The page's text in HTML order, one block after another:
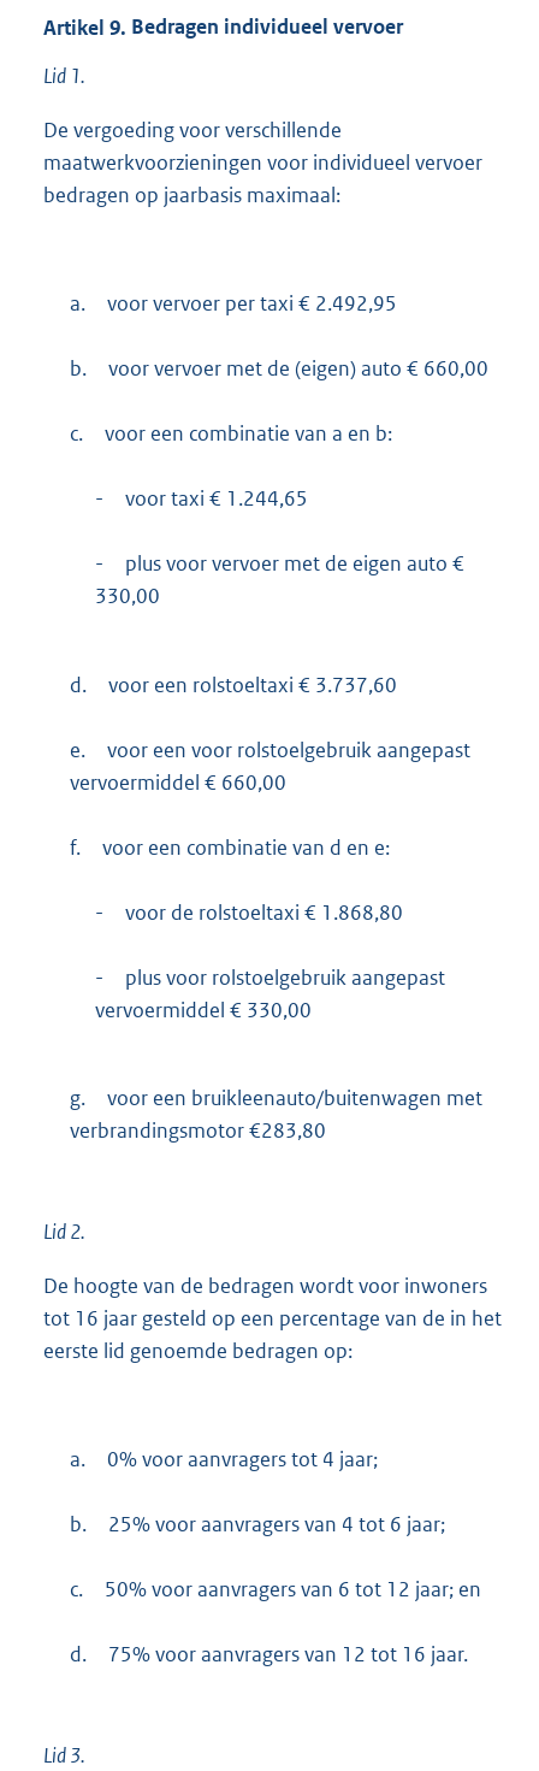
Artikel 9. Bedragen individueel vervoer
Lid 1.
De vergoeding voor verschillende
maatwerkvoorzieningen voor individueel vervoer
bedragen op jaarbasis maximaal:
a. voor vervoer per taxi € 2.492,95
b. voor vervoer met de (eigen) auto € 660,00
c. voor een combinatie van a en b:
- voor taxi € 1.244,65
-
plus voor vervoer met de eigen auto €
330,00
d. voor een rolstoeltaxi € 3.737,60
e.
voor een voor rolstoelgebruik aangepast
vervoermiddel € 660,00
f. voor een combinatie van d en e:
- voor de rolstoeltaxi € 1.868,80
-
plus voor rolstoelgebruik aangepast
vervoermiddel € 330,00
g.
voor een bruikleenauto/buitenwagen met
verbrandingsmotor €283,80
Lid 2.
De hoogte van de bedragen wordt voor inwoners
tot 16 jaar gesteld op een percentage van de in het
eerste lid genoemde bedragen op:
a. 0% voor aanvragers tot 4 jaar;
b. 25% voor aanvragers van 4 tot 6 jaar;
c. 50% voor aanvragers van 6 tot 12 jaar; en
d. 75% voor aanvragers van 12 tot 16 jaar.
Lid 3.